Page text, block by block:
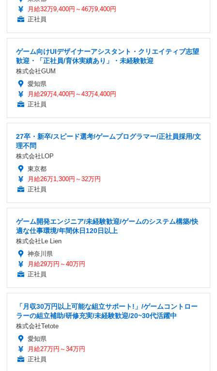
月給32万9,400円～46万9,400円
正社員
ゲーム向けUIデザイナーアシスタント・クリエイティブ志望
歓迎・「正社員/育休実績あり」・未経験歓迎
株式会社GUM
愛知県
月給29万4,400円～43万4,400円
正社員
27卒・新卒/スピード選考/ゲームプログラマー/正社員採用/文
理不問
株式会社LOP
東京都
月給26万1,300円～32万円
正社員
ゲーム開発エンジニア/未経験歓迎/ゲームのシステム構築/快
適な仕事環境/年間休日120日以上
株式会社Le Lien
神奈川県
月給29万円～40万円
正社員
「月収30万円以上可能な組立サポート!」/ゲームコントロー
ラーの組立補助/研修充実/未経験歓迎/20~30代活躍中
株式会社Tetote
愛知県
月給27万円～34万円
正社員